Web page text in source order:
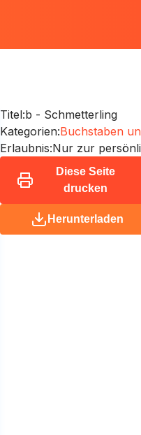
Titel:b - Schmetterling
Kategorien:Buchstaben
Erlaubnis:Nur zur
Diese Seite
drucken
Herunterladen